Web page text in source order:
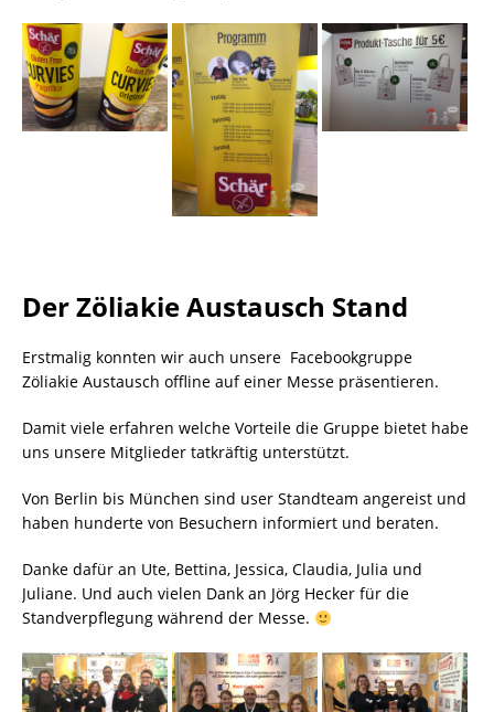
Der Zöliakie Austausch Stand
Erstmalig konnten wir auch unsere Facebookgruppe
Zöliakie Austausch offline auf einer Messe präsentieren.
Damit viele erfahren welche Vorteile die Gruppe bietet habe
uns unsere Mitglieder tatkräftig unterstützt.
Von Berlin bis München sind user Standteam angereist und
haben hunderte von Besuchern informiert und beraten.
Danke dafür an Ute, Bettina, Jessica, Claudia, Julia und
Juliane. Und auch vielen Dank an Jörg Hecker für die
Standverpflegung während der Messe.